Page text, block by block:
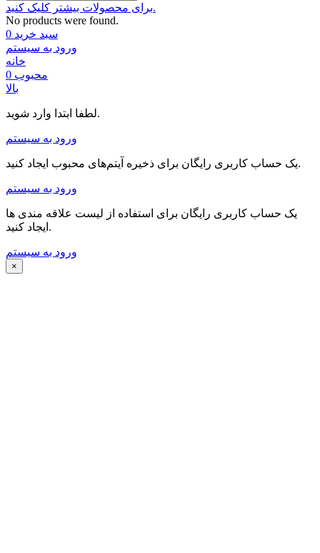
برای محصولات بیشتر کلیک کنید.
No products were found.
سبد خرید 0
ورود به سیستم
خانه
محبوب 0
بالا
لطفا ابتدا وارد شوید.
ورود به سیستم
یک حساب کاربری رایگان برای ذخیره آیتم‌های محبوب ایجاد کنید.
ورود به سیستم
یک حساب کاربری رایگان برای استفاده از لیست علاقه مندی ها
ایجاد کنید.
ورود به سیستم
×